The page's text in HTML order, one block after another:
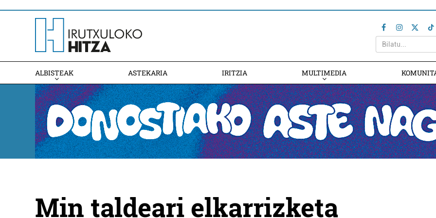
ALBISTEAK ASTEKARIA IRITZIA MULTIMEDIA
Min taldeari elkarrizketa